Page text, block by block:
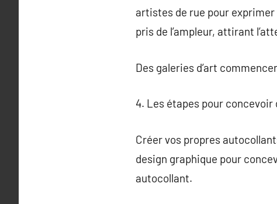
artistes de rue pour
pris de l’ampleur, attirant
Des galeries d’art
4. Les étapes pour
Créer vos propres
design graphique pour
autocollant.